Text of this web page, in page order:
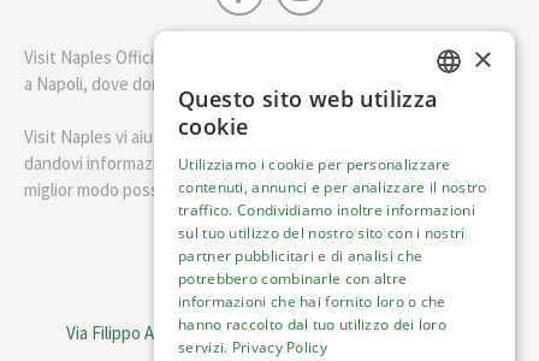
Visit Naples Official è la guida della città di Napoli. Scopri cosa fare
a Napoli, dove dormire e i migliori posti dove mangiare.
Visit Naples vi aiuterà a pianificare il vostro viaggio a Napoli
dandovi informazioni utili e consigli su come visitare Napoli nel
miglior modo possibile.
Italiano
Visit Italy Srl
Via Filippo Argelati, 10, 20143 Milano | P.IVA 08368951219
×
Questo sito web utilizza
cookie
Utilizziamo i cookie per personalizzare
contenuti, annunci e per analizzare il nostro
traffico. Condividiamo inoltre informazioni
sul tuo utilizzo del nostro sito con i nostri
partner pubblicitari e di analisi che
potrebbero combinarle con altre
informazioni che hai fornito loro o che
hanno raccolto dal tuo utilizzo dei loro
servizi. Privacy Policy